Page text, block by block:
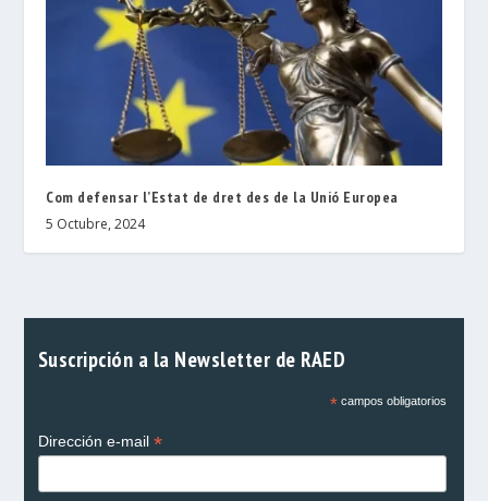
Com defensar l’Estat de dret des de la Unió Europea
5 Octubre, 2024
Suscripción a la Newsletter de RAED
*campos obligatorios
Dirección e-mail *